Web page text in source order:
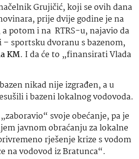
Grujičić, koji se ovih dana
prije dvije godine je na
potom i na RTRS-u, najavio da
sportsku dvoranu s bazenom,
KM. I da će to „finansirati Vlada
nikad nije izgrađen, a u
i bazeni lokalnog vodovoda.
svoje obećanje, pa je
javnom obraćanju za lokalne
rješenje krize s vodom
na vodovod iz Bratunca“.